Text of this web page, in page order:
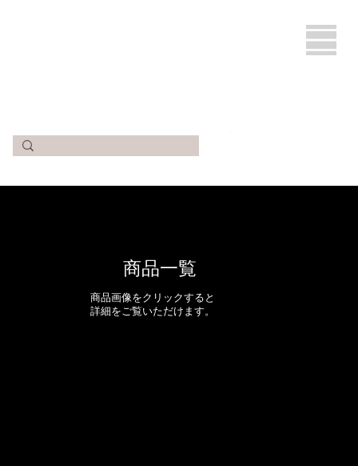
商品一覧
​商品画像をクリックすると
詳細をご覧いただけます。